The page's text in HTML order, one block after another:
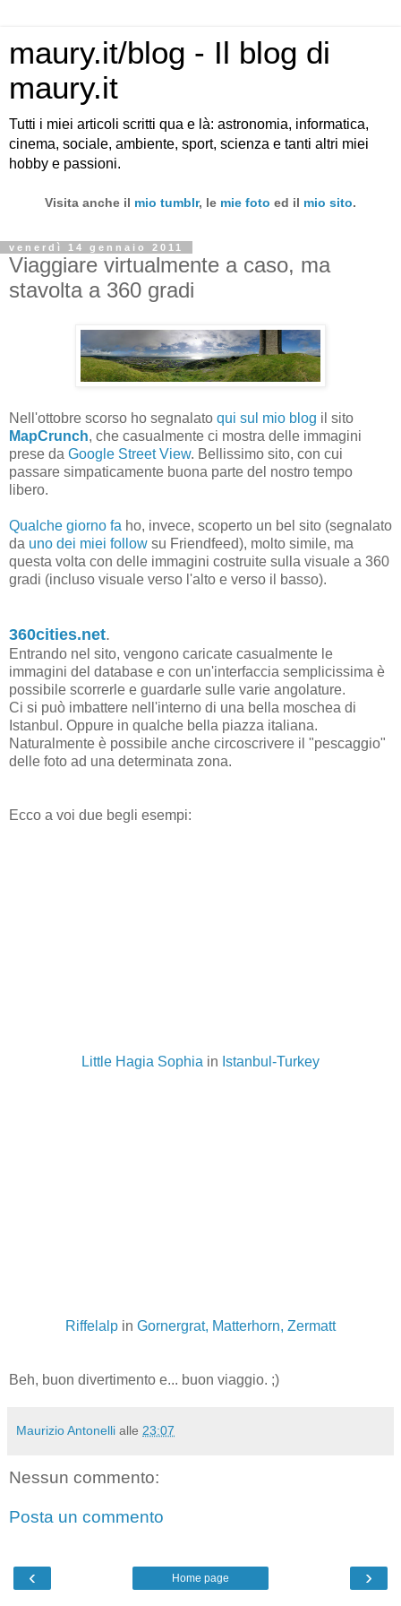
maury.it/blog - Il blog di
maury.it
Tutti i miei articoli scritti qua e là: astronomia, informatica,
cinema, sociale, ambiente, sport, scienza e tanti altri miei
hobby e passioni.
Visita anche il mio tumblr, le mie foto ed il mio sito.
venerdì 14 gennaio 2011
Viaggiare virtualmente a caso, ma
stavolta a 360 gradi
Nell'ottobre scorso ho segnalato qui sul mio blog il sito
MapCrunch, che casualmente ci mostra delle immagini
prese da Google Street View. Bellissimo sito, con cui
passare simpaticamente buona parte del nostro tempo
libero.
Qualche giorno fa ho, invece, scoperto un bel sito (segnalato
da uno dei miei follow su Friendfeed), molto simile, ma
questa volta con delle immagini costruite sulla visuale a 360
gradi (incluso visuale verso l'alto e verso il basso).
360cities.net.
Entrando nel sito, vengono caricate casualmente le
immagini del database e con un'interfaccia semplicissima è
possibile scorrerle e guardarle sulle varie angolature.
Ci si può imbattere nell'interno di una bella moschea di
Istanbul. Oppure in qualche bella piazza italiana.
Naturalmente è possibile anche circoscrivere il "pescaggio"
delle foto ad una determinata zona.
Ecco a voi due begli esempi:
Little Hagia Sophia in Istanbul-Turkey
Riffelalp in Gornergrat, Matterhorn, Zermatt
Beh, buon divertimento e... buon viaggio. ;)
Maurizio Antonelli alle 23:07
Nessun commento:
Posta un commento
‹ ›
Home page